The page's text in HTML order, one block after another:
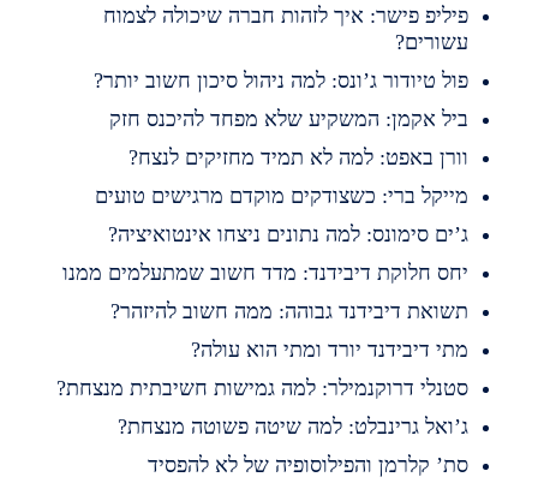
פישר: איך לזהות חברה שיכולה לצמוח
טיודור ג’ונס: למה ניהול סיכון חשוב יותר?
אקמן: המשקיע שלא מפחד להיכנס חזק
באפט: למה לא תמיד מחזיקים לנצח?
ברי: כשצודקים מוקדם מרגישים טועים
סימונס: למה נתונים ניצחו אינטואיציה?
חלוקת דיבידנד: מדד חשוב שמתעלמים ממנו
דיבידנד גבוהה: ממה חשוב להיזהר?
דיבידנד יורד ומתי הוא עולה?
דרוקנמילר: למה גמישות חשיבתית מנצחת?
גרינבלט: למה שיטה פשוטה מנצחת?
קלרמן והפילוסופיה של לא להפסיד